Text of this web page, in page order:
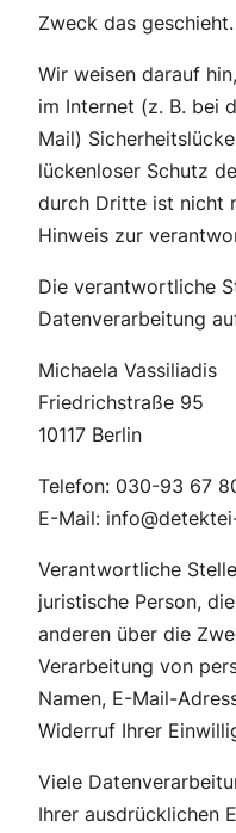
Zweck das geschieht.
Wir weisen darauf
im Internet (z. B. bei
Mail)
lückenloser Schutz
durch Dritte ist nicht
Hinweis zur
Die verantwortliche
Datenverarbeitung
Michaela Vassiliadis
Friedrichstraße 95
10117 Berlin
Telefon: 030-93 67
E-Mail:
Verantwortliche
juristische Person,
anderen über die
Verarbeitung von
Namen, E-Mail-
Widerruf Ihrer
Viele
Ihrer ausdrücklichen